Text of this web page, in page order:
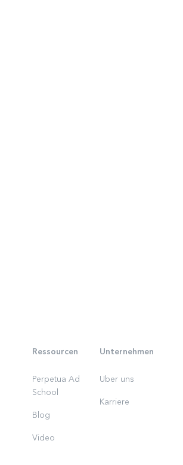
Ressourcen
Perpetua Ad
School
Blog
Video
Unternehmen
Uber uns
Karriere